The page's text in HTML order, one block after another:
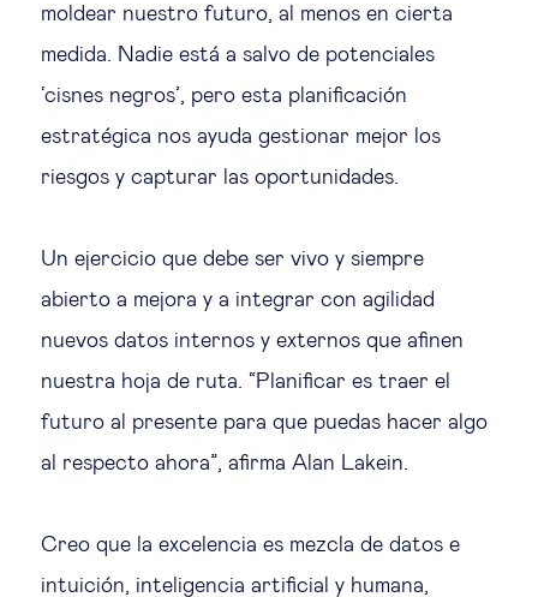
moldear nuestro futuro, al menos en cierta
medida. Nadie está a salvo de potenciales
‘cisnes negros’, pero esta planificación
estratégica nos ayuda gestionar mejor los
riesgos y capturar las oportunidades.
Un ejercicio que debe ser vivo y siempre
abierto a mejora y a integrar con agilidad
nuevos datos internos y externos que afinen
nuestra hoja de ruta. “Planificar es traer el
futuro al presente para que puedas hacer algo
al respecto ahora”, afirma Alan Lakein.
Creo que la excelencia es mezcla de datos e
intuición, inteligencia artificial y humana,